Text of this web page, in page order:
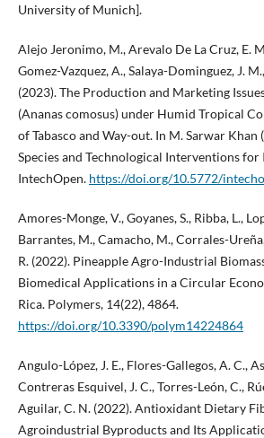
University of Munich].
Alejo Jeronimo, M., Arevalo De La Cruz, E.
Gomez-Vazquez, A., Salaya-Dominguez, J.
(2023). The Production and Marketing
(Ananas comosus) under Humid Tropical
of Tabasco and Way-out. In M. Sarwar Khan
Species and Technological Interventions
IntechOpen. https://doi.org/10.5772/
Amores-Monge, V., Goyanes, S., Ribba, L.,
Barrantes, M., Camacho, M., Corrales-
R. (2022). Pineapple Agro-Industrial
Biomedical Applications in a Circular
Rica. Polymers, 14(22), 4864.
https://doi.org/10.3390/polym14224864
Angulo-López, J. E., Flores-Gallegos, A. C.,
Contreras Esquivel, J. C., Torres-León, C.,
Aguilar, C. N. (2022). Antioxidant Dietary
Agroindustrial Byproducts and Its